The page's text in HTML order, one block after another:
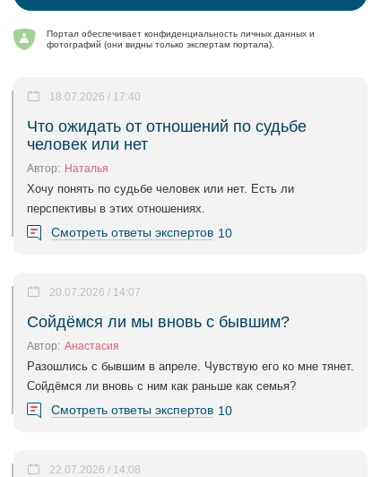
Портал обеспечивает конфиденциальность личных данных и
фотографий (они видны только экспертам портала).
Что ожидать от отношений по судьбе
человек или нет
18.07.2026 / 17:40
Автор: Наталья
Хочу понять по судьбе человек или нет. Есть ли
перспективы в этих отношениях.
Смотреть ответы экспертов 10
Сойдёмся ли мы вновь с бывшим?
20.07.2026 / 14:07
Автор: Анастасия
Разошлись с бывшим в апреле. Чувствую его ко мне тянет.
Сойдёмся ли вновь с ним как раньше как семья?
Смотреть ответы экспертов 10
22.07.2026 / 14:08